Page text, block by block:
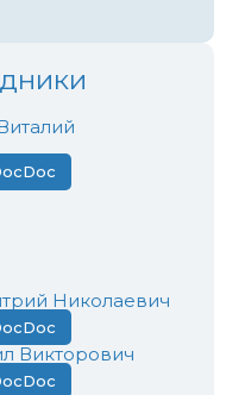
Николаевич
Викторович